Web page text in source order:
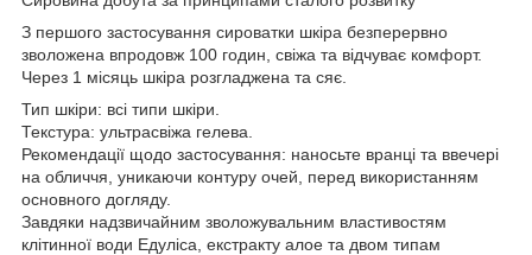
З першого застосування сироватки шкіра безперервно
зволожена впродовж 100 годин, свіжа та відчуває комфорт.
Через 1 місяць шкіра розгладжена та сяє.
Тип шкіри: всі типи шкіри.
Текстура: ультрасвіжа гелева.
Рекомендації щодо застосування: наносьте вранці та ввечері
на обличчя, уникаючи контуру очей, перед використанням
основного догляду.
Завдяки надзвичайним зволожувальним властивостям
клітинної води Едуліса, екстракту алое та двом типам